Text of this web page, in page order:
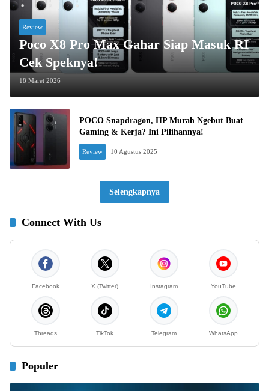
Review
Poco X8 Pro Max Gahar Siap Masuk RI
Cek Speknya!
18 Maret 2026
POCO Snapdragon, HP Murah Ngebut Buat
Gaming & Kerja? Ini Pilihannya!
Review 10 Agustus 2025
Selengkapnya
Connect With Us
Facebook X (Twitter) Instagram YouTube
Threads TikTok Telegram WhatsApp
Populer